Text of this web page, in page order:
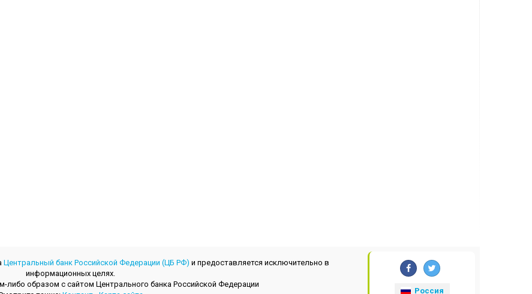
Центральный банк Российской Федерации (ЦБ РФ) и предоставляется исключительно в
информационных целях.
либо образом с сайтом Центрального банкa Российской Федерации
Россия